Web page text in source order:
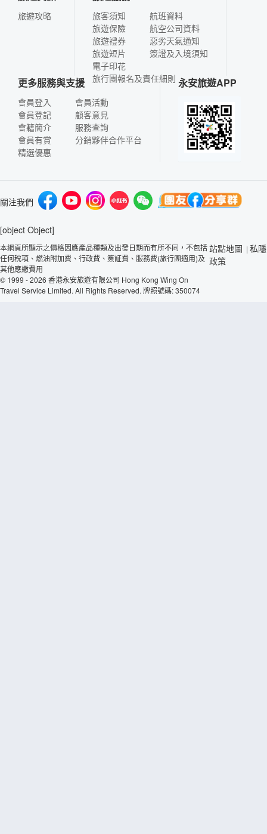
旅遊攻略
旅客須知
旅遊保險
旅遊禮券
旅遊短片
電子印花
航班資料
航空公司資料
惡劣天氣通知
簽證及入境須知
旅行團報名及責任細則
更多服務與支援
會員登入
會員登記
會籍簡介
會員有賞
精選優惠
會員活動
顧客意見
服務查詢
分銷夥伴合作平台
永安旅遊APP
關注我們
[object Object]
本網頁所顯示之價格因應產品種類及出發日期而有所不同，不包括
任何稅項、燃油附加費、行政費、簽証費、服務費(旅行團適用)及
其他應繳費用
© 1999 - 2026 香港永安旅遊有限公司 Hong Kong Wing On
Travel Service Limited. All Rights Reserved. 牌照號碼: 350074
站點地圖 | 私隱
政策